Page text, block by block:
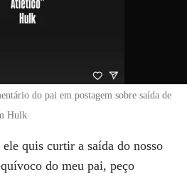
do pai em postagem sobre saída de
Hulk
quis curtir a saída do nosso
do meu pai, peço